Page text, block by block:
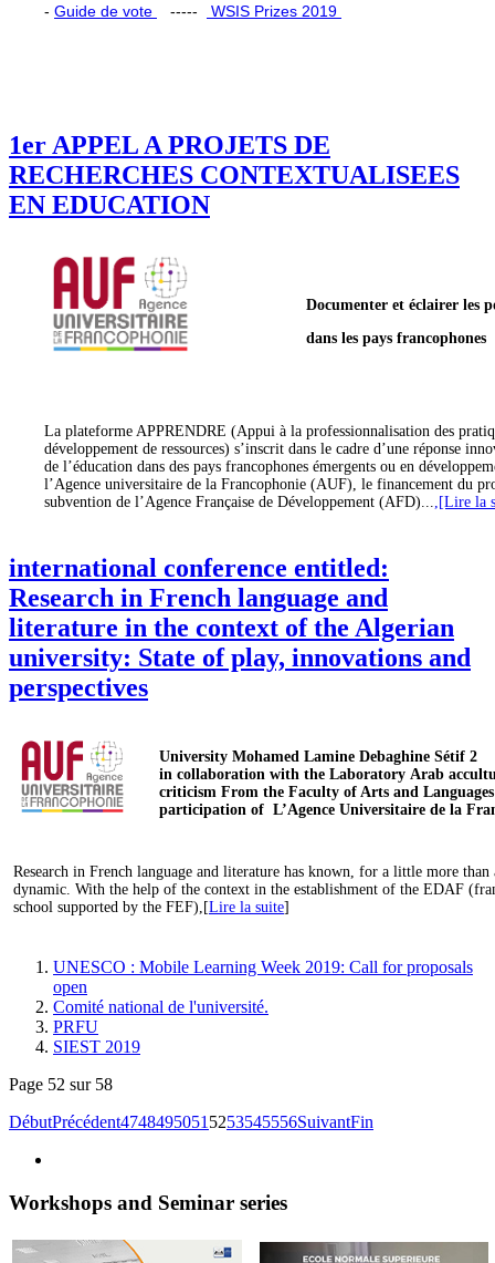
- Guide de vote ----- WSIS Prizes 2019
1er APPEL A PROJETS DE
RECHERCHES CONTEXTUALISEES
EN EDUCATION
Documenter et éclairer les
dans les pays francophones
La plateforme APPRENDRE (Appui à la professionnalisation des
développement de ressources) s’inscrit dans le cadre d’une réponse
de l’éducation dans des pays francophones émergents ou en
l’Agence universitaire de la Francophonie (AUF), le financement du
subvention de l’Agence Française de Développement (AFD)...
,[Lire la
international conference entitled:
Research in French language and
literature in the context of the Algerian
university: State of play, innovations and
perspectives
University Mohamed Lamine Debaghine Sétif 2
in collaboration with the Laboratory Arab
criticism From the Faculty of Arts and
participation of L’Agence Universitaire de la
Research in French language and literature has known, for a little more than
dynamic. With the help of the context in the establishment of the EDAF
school supported by the FEF),[Lire la suite]
UNESCO : Mobile Learning Week 2019: Call for proposals
open
Comité national de l'université.
PRFU
SIEST 2019
Page 52 sur 58
DébutPrécédent4748495051 5253545556SuivantFin
Workshops and Seminar series